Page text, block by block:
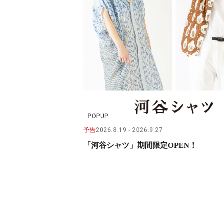
POPUP
予告2026.8.19 2026.9.27
「河谷シャツ」期間限定OPEN！